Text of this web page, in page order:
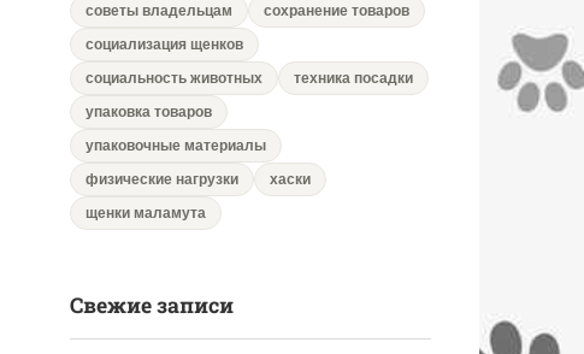
советы владельцам
сохранение товаров
социализация щенков
социальность животных
техника посадки
упаковка товаров
упаковочные материалы
физические нагрузки
хаски
щенки маламута
Свежие записи